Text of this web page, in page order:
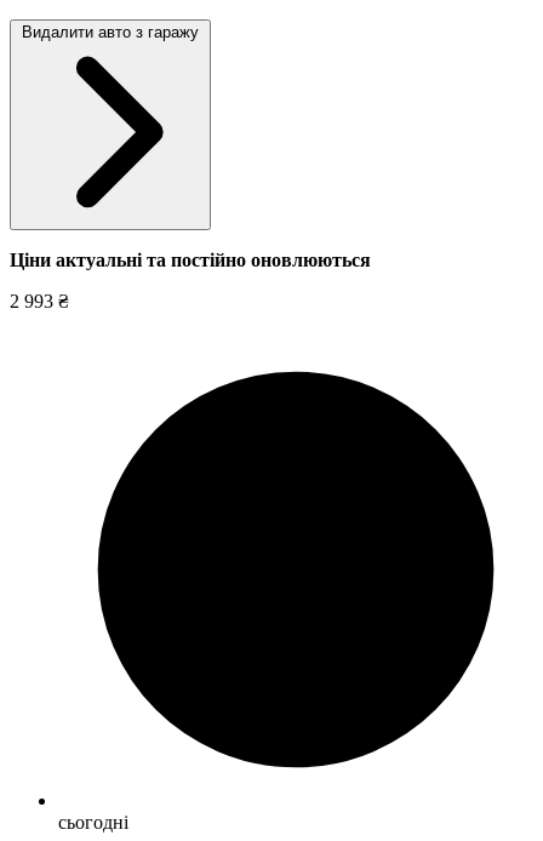
Видалити авто з гаражу
Ціни актуальні та постійно оновлюються
2 993 ₴
сьогодні